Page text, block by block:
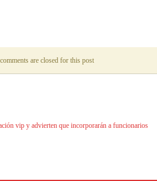
are closed for this post
vip y advierten que incorporarán a funcionarios